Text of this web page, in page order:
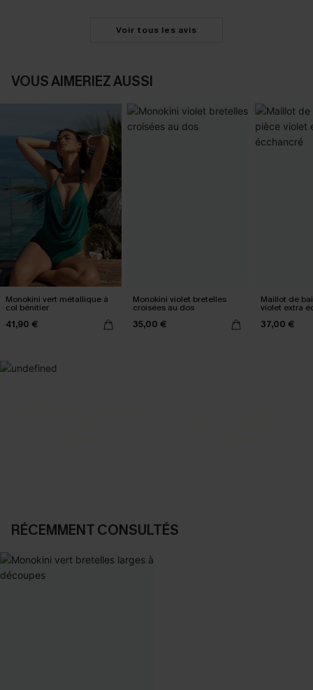
Voir tous les avis
VOUS AIMERIEZ AUSSI
Monokini vert métallique à
col bénitier
41,90 €
Monokini violet bretelles
croisées au dos
35,00 €
Maillot de
violet extra
37,00 €
RÉCEMMENT CONSULTÉS